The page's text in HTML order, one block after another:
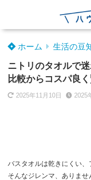
ホーム 生活の豆
ニトリのタオルで
比較からコスパ良
2025年11月10日 2025
バスタオルは乾きにくい
そんなジレンマ、ありま